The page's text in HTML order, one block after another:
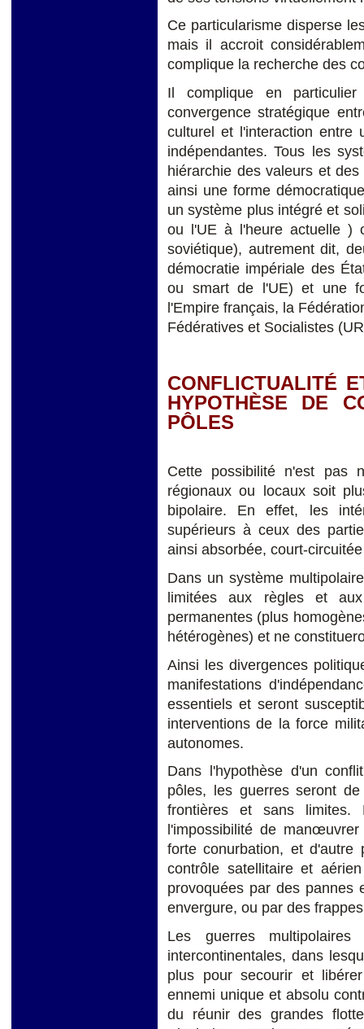
Ce particularisme disperse
mais il accroit
complique la recherche des
Il complique en
convergence stratégique
culturel et l'interaction entre
indépendantes. Tous les
hiérarchie des valeurs et
ainsi une forme
un système plus intégré et
ou l'UE à l'heure actuelle )
soviétique), autrement dit,
démocratie impériale des
ou smart de l'UE) et une
l'Empire français, la
Fédératives et Socialistes
CONFLICTUALITÉ
HYPOTHÈSE DE
PÔLES
Cette possibilité n'est pas
régionaux ou locaux soit
bipolaire. En effet, les
supérieurs à ceux des
ainsi absorbée, court-
Dans un système
limitées aux règles et
permanentes (plus
hétérogènes) et ne
Ainsi les divergences
manifestations
essentiels et seront
interventions de la force
autonomes.
Dans l'hypothèse d'un
pôles, les guerres seront
frontières et sans limites.
l'impossibilité de
forte conurbation, et
contrôle satellitaire et
provoquées par des pannes
envergure, ou par des
Les guerres
intercontinentales, dans
plus pour secourir et
ennemi unique et absolu
du réunir des grandes